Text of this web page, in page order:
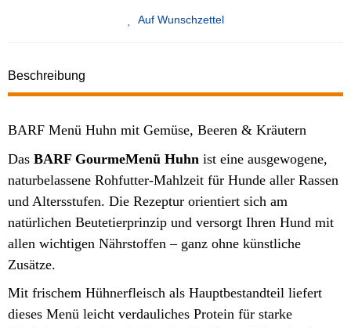
Auf Wunschzettel
Beschreibung
BARF Menü Huhn mit Gemüse, Beeren & Kräutern
Das BARF GourmeMenü Huhn ist eine ausgewogene,
naturbelassene Rohfutter-Mahlzeit für Hunde aller Rassen
und Altersstufen. Die Rezeptur orientiert sich am
natürlichen Beutetierprinzip und versorgt Ihren Hund mit
allen wichtigen Nährstoffen – ganz ohne künstliche
Zusätze.
Mit frischem Hühnerfleisch als Hauptbestandteil liefert
dieses Menü leicht verdauliches Protein für starke